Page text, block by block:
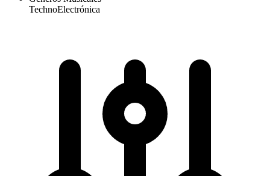
TechnoElectrónica